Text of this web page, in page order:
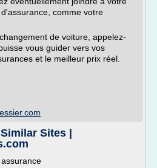
comme votre
de voiture, appelez-
vous guider vers vos
et le meilleur prix réel.
Sites |